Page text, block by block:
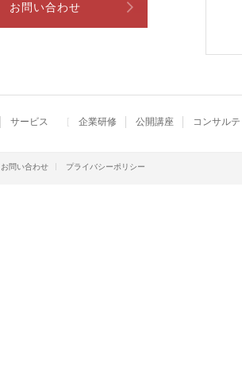
お問い合わせ
サービス 企業研修 公開講座 コンサル
お問い合わせ プライバシーポリシー